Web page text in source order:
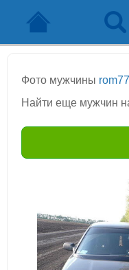
Фото мужчины
Найти еще мужчин